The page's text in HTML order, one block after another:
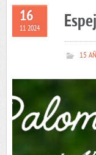
16
11 2024
15